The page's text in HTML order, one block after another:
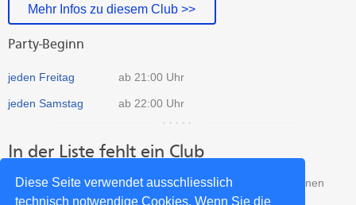
Diese Seite verwendet ausschliesslich
technisch notwendige Cookies. Wenn Sie die
Mehr Infos zu diesem Club >>
Party-Beginn
jeden Freitag ab 21:00 Uhr
jeden Samstag ab 22:00 Uhr
In der Liste fehlt ein Club
Fehlt ein Club aus Bayern in unserer Liste? Dann trage Deinen
Club kostenlos in unser Verzeichnis ein: